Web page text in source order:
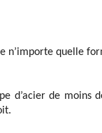
n’importe quelle
de moins